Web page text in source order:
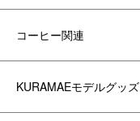
コーヒー関連
KURAMAEモデルグッズ